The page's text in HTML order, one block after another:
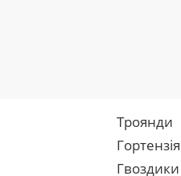
Троянди
Гортензія
Гвоздики